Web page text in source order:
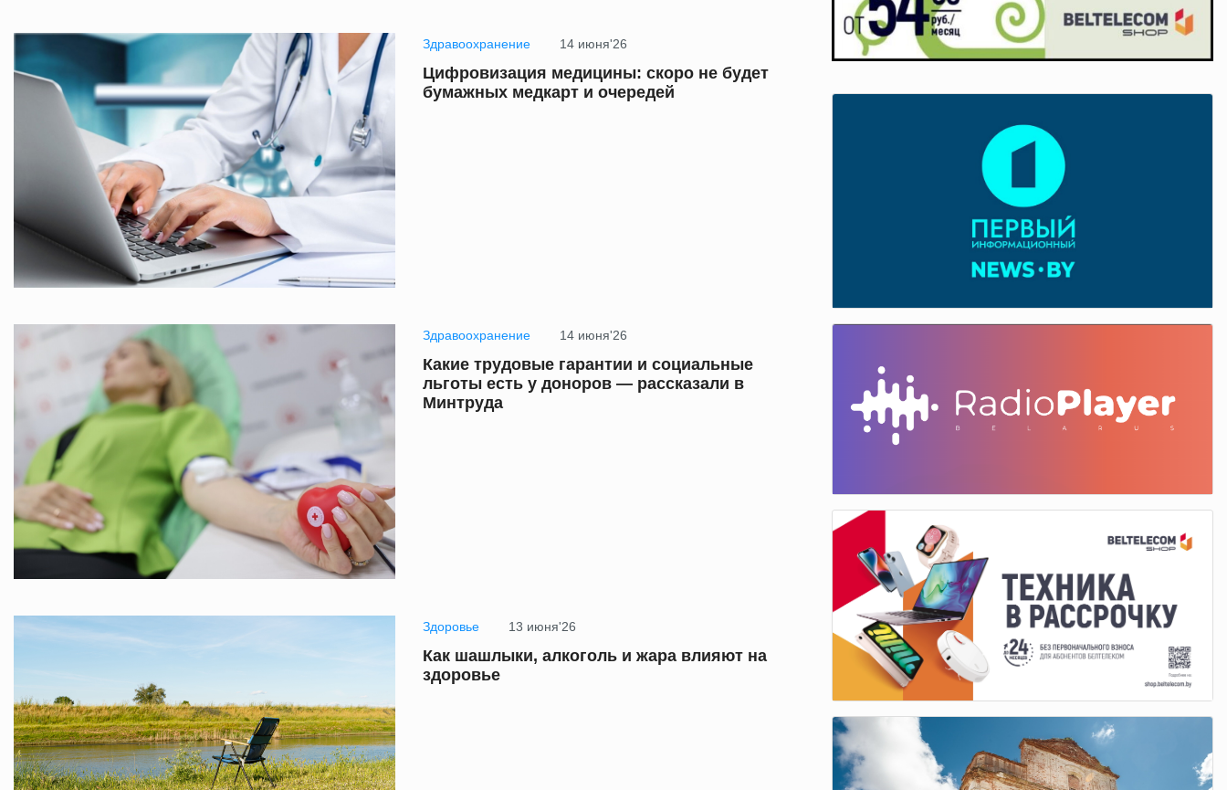
Здравоохранение 14 июня'26
Цифровизация медицины: скоро не будет
бумажных медкарт и очередей
Здравоохранение 14 июня'26
Какие трудовые гарантии и социальные
льготы есть у доноров — рассказали в
Минтруда
Здоровье 13 июня'26
Как шашлыки, алкоголь и жара влияют на
здоровье